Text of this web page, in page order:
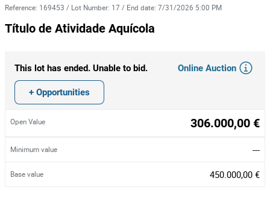
Reference: 169453 / Lot Number: 17 / End date: 7/31/2026 5:00 PM
Título de Atividade Aquícola
This lot has ended. Unable to bid. Online Auction
+ Opportunities
Open Value 306.000,00 €
Minimum value ---
Base value 450.000,00 €